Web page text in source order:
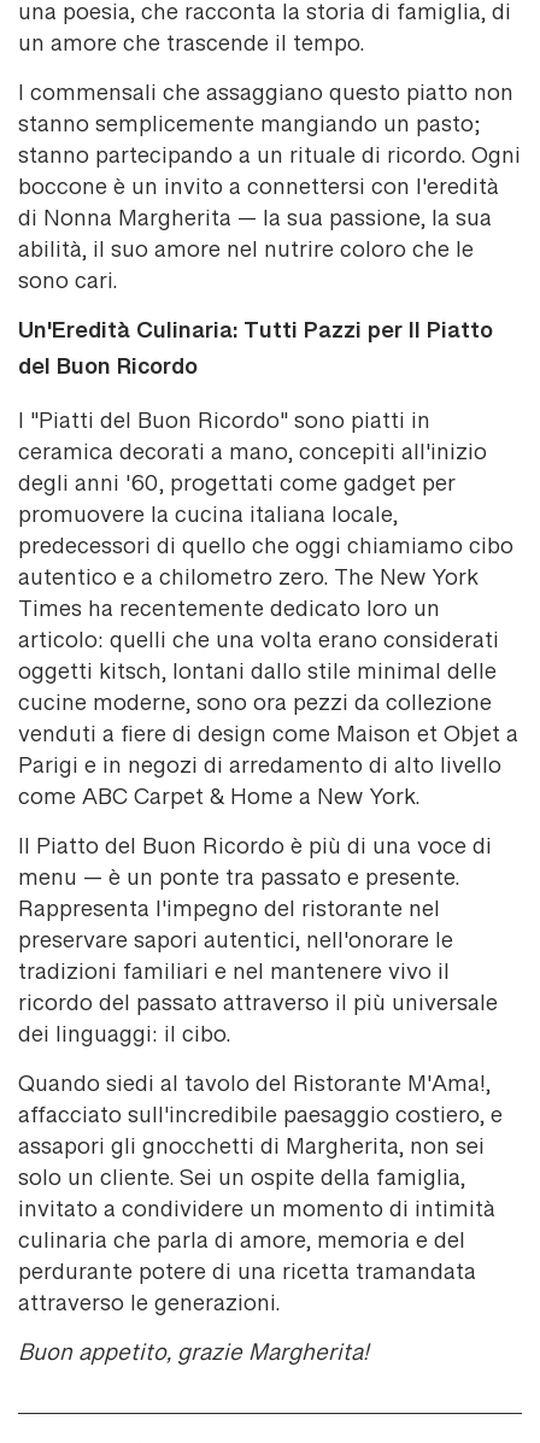
una poesia, che racconta la storia di famiglia, di
un amore che trascende il tempo.
I commensali che assaggiano questo piatto non
stanno semplicemente mangiando un pasto;
stanno partecipando a un rituale di ricordo. Ogni
boccone è un invito a connettersi con l'eredità
di Nonna Margherita — la sua passione, la sua
abilità, il suo amore nel nutrire coloro che le
sono cari.
Un'Eredità Culinaria: Tutti Pazzi per Il Piatto
del Buon Ricordo
I "Piatti del Buon Ricordo" sono piatti in
ceramica decorati a mano, concepiti all'inizio
degli anni '60, progettati come gadget per
promuovere la cucina italiana locale,
predecessori di quello che oggi chiamiamo cibo
autentico e a chilometro zero. The New York
Times ha recentemente dedicato loro un
articolo: quelli che una volta erano considerati
oggetti kitsch, lontani dallo stile minimal delle
cucine moderne, sono ora pezzi da collezione
venduti a fiere di design come Maison et Objet a
Parigi e in negozi di arredamento di alto livello
come ABC Carpet & Home a New York.
Il Piatto del Buon Ricordo è più di una voce di
menu — è un ponte tra passato e presente.
Rappresenta l'impegno del ristorante nel
preservare sapori autentici, nell'onorare le
tradizioni familiari e nel mantenere vivo il
ricordo del passato attraverso il più universale
dei linguaggi: il cibo.
Quando siedi al tavolo del Ristorante M'Ama!,
affacciato sull'incredibile paesaggio costiero, e
assapori gli gnocchetti di Margherita, non sei
solo un cliente. Sei un ospite della famiglia,
invitato a condividere un momento di intimità
culinaria che parla di amore, memoria e del
perdurante potere di una ricetta tramandata
attraverso le generazioni.
Buon appetito, grazie Margherita!